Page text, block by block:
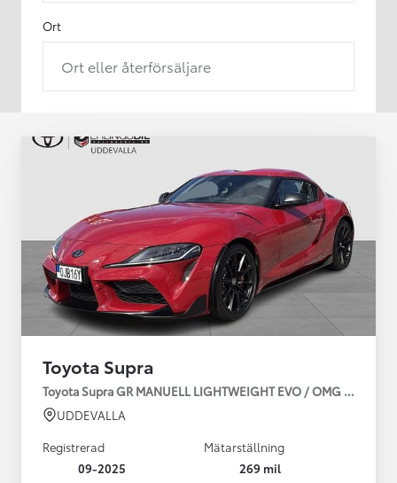
Ort
Ort eller återförsäljare
Toyota Supra
Toyota Supra GR MANUELL LIGHTWEIGHT EVO / OMG LEV!
UDDEVALLA
Registrerad
09-2025
Mätarställning
269 mil